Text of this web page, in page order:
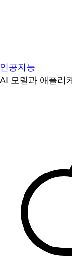
인공지능
AI 모델과 애플리